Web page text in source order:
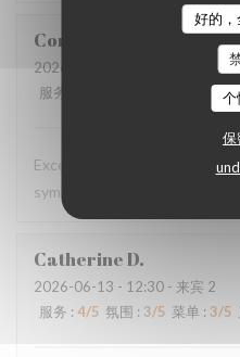
好的，
个
保
Corentin
2026-07-18
服务
5 /5
Excellent comme
sympathiques
CatherineD
2026-06-13 - 12:30 - 来宾 2
服务 : 4/5 氛围 : 3/5 菜单 : 3/5